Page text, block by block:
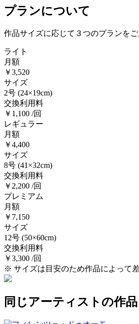
プランについて
作品サイズに応じて３つのプランをご
ライト
月額
￥3,520
サイズ
2号 (24×19cm)
交換利用料
￥1,100 /回
レギュラー
月額
￥4,400
サイズ
8号 (41×32cm)
交換利用料
￥2,200 /回
プレミアム
月額
￥7,150
サイズ
12号 (50×60cm)
交換利用料
￥3,300 /回
※ サイズは目安のため作品によって差
同じアーティストの作品